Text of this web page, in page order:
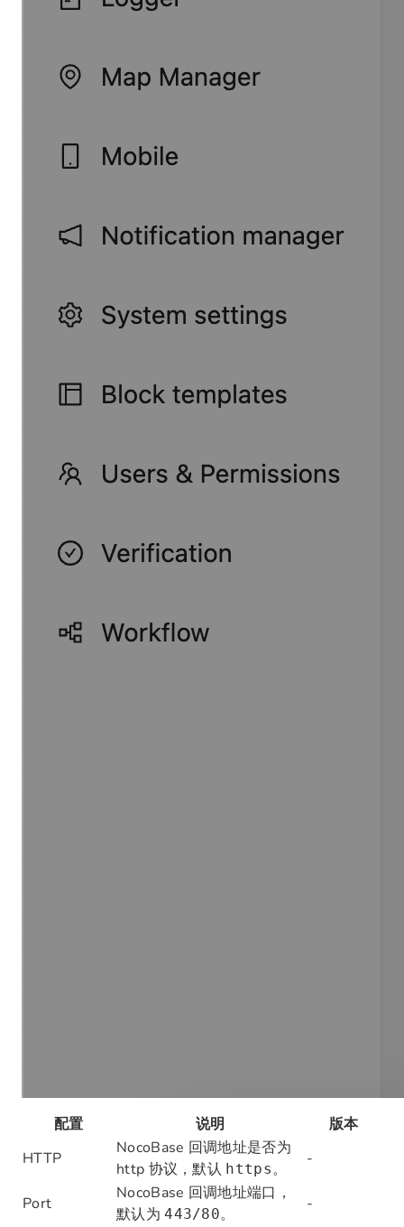
配置 说明
版本
HTTP
NocoBase 回调地址是否为
http 协议，默认 https。
-
Port
NocoBase 回调地址端口，
默认为443/80。
-